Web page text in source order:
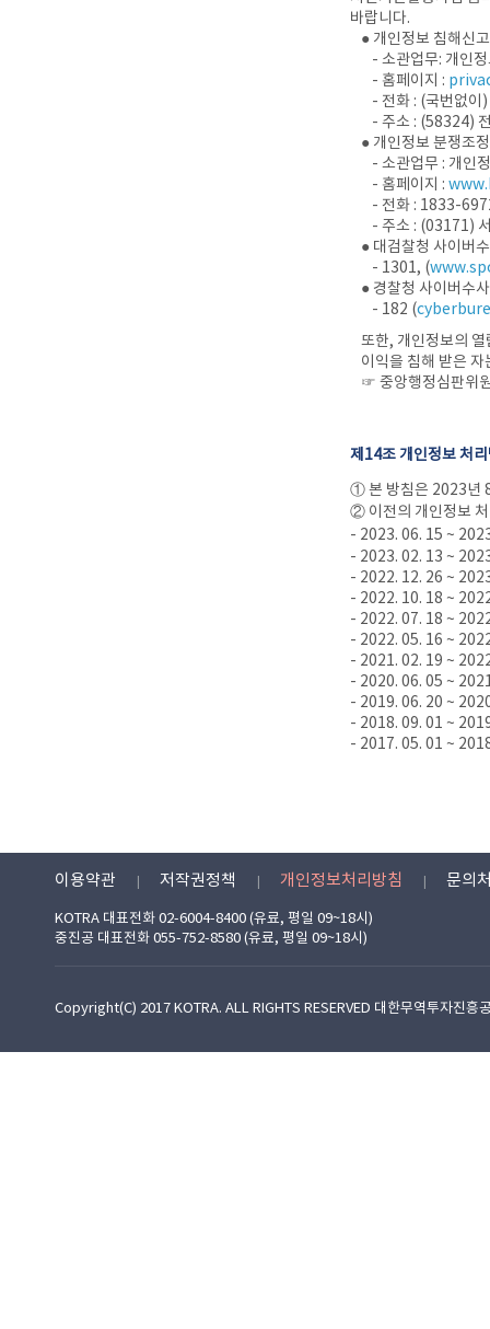
바랍니다.
● 개인정보 침해신
- 소관업무: 개인
- 홈페이지 :
- 전화 : (국번없이
- 주소 : (58324)
● 개인정보 분쟁조
- 소관업무 : 개인
- 홈페이지 :
- 전화 : 1833-
- 주소 : (03171)
● 대검찰청 사이버
- 1301, (
● 경찰청 사이버수
- 182 (
또한, 개인정보의
이익을 침해 받은
☞ 중앙행정심판위
제14조 개인정보 처
① 본 방침은 2023
② 이전의 개인정보 처
- 2023. 06. 15 ~
- 2023. 02. 13 ~
- 2022. 12. 26 ~
- 2022. 10. 18 ~
- 2022. 07. 18 ~
- 2022. 05. 16 ~
- 2021. 02. 19 ~
- 2020. 06. 05 ~
- 2019. 06. 20 ~
- 2018. 09. 01 ~
- 2017. 05. 01 ~
이용약관 저작권정책 개인정보처리방침 문의
KOTRA 대표전화 02-6004-8400 (유료, 평일 09~18시)
중진공 대표전화 055-752-8580 (유료, 평일 09~18시)
Copyright(C) 2017 KOTRA. ALL RIGHTS RESERVED 대한무역투자진흥